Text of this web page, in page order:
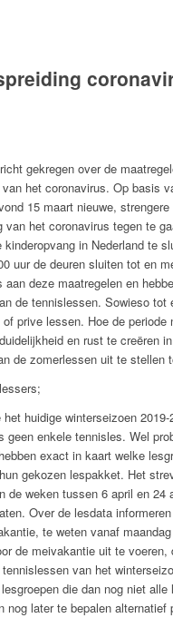
gekregen over de
het coronavirus. Op basis
15 maart nieuwe,
het coronavirus tegen te
in Nederland te
uur de deuren sluiten tot en
deze maatregelen en
de tennislessen. Sowieso tot
prive lessen. Hoe de
en rust te creëren
de zomerlessen uit te stellen
huidige winterseizoen 2019-
geen enkele tennisles. Wel
exact in kaart welke
gekozen lespakket. Het
de weken tussen 6 april en
Over de lesdata
te weten vanaf
de meivakantie uit te voeren,
van het
die dan nog niet
nog later te bepalen alternatief